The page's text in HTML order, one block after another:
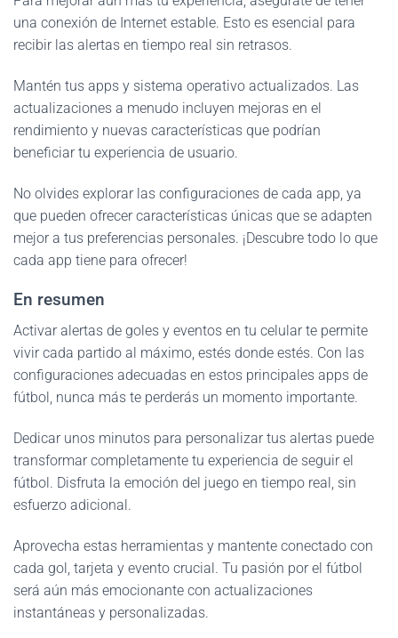
una conexión de Internet estable. Esto es esencial para
recibir las alertas en tiempo real sin retrasos.
Mantén tus apps y sistema operativo actualizados. Las
actualizaciones a menudo incluyen mejoras en el
rendimiento y nuevas características que podrían
beneficiar tu experiencia de usuario.
No olvides explorar las configuraciones de cada app, ya
que pueden ofrecer características únicas que se adapten
mejor a tus preferencias personales. ¡Descubre todo lo que
cada app tiene para ofrecer!
En resumen
Activar alertas de goles y eventos en tu celular te permite
vivir cada partido al máximo, estés donde estés. Con las
configuraciones adecuadas en estos principales apps de
fútbol, nunca más te perderás un momento importante.
Dedicar unos minutos para personalizar tus alertas puede
transformar completamente tu experiencia de seguir el
fútbol. Disfruta la emoción del juego en tiempo real, sin
esfuerzo adicional.
Aprovecha estas herramientas y mantente conectado con
cada gol, tarjeta y evento crucial. Tu pasión por el fútbol
será aún más emocionante con actualizaciones
instantáneas y personalizadas.